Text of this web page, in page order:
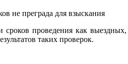
сроков проведения как
таких проверок.